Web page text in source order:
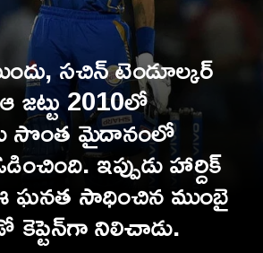
సచిన్ టెండూల్కర్
జట్టు 2010లో
సొంత మైదానంలో
ఇప్పుడు హార్దిక్
సాధించిన ముంబై
కెప్టెన్‌గా నిలిచాడు.